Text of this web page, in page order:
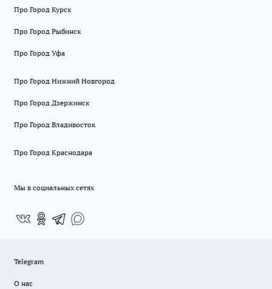
Про Город Курск
Про Город Рыбинск
Про Город Уфа
Про Город Нижний Новгород
Про Город Дзержинск
Про Город Владивосток
Про Город Краснодара
Мы в социальных сетях
Telegram
О нас